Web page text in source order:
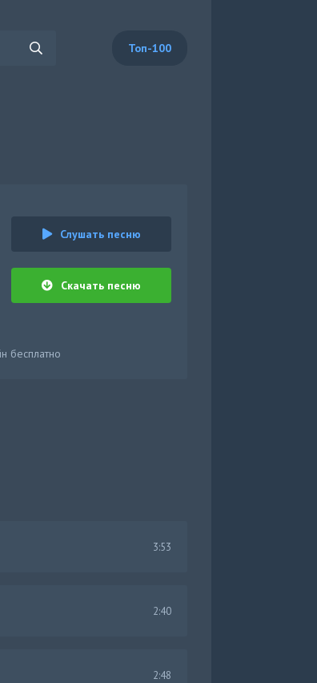
Топ-100
Слушать песню
Скачать песню
бесплатно
3:53
2:40
2:48